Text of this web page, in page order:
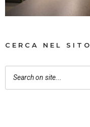
CERCA NEL SITO